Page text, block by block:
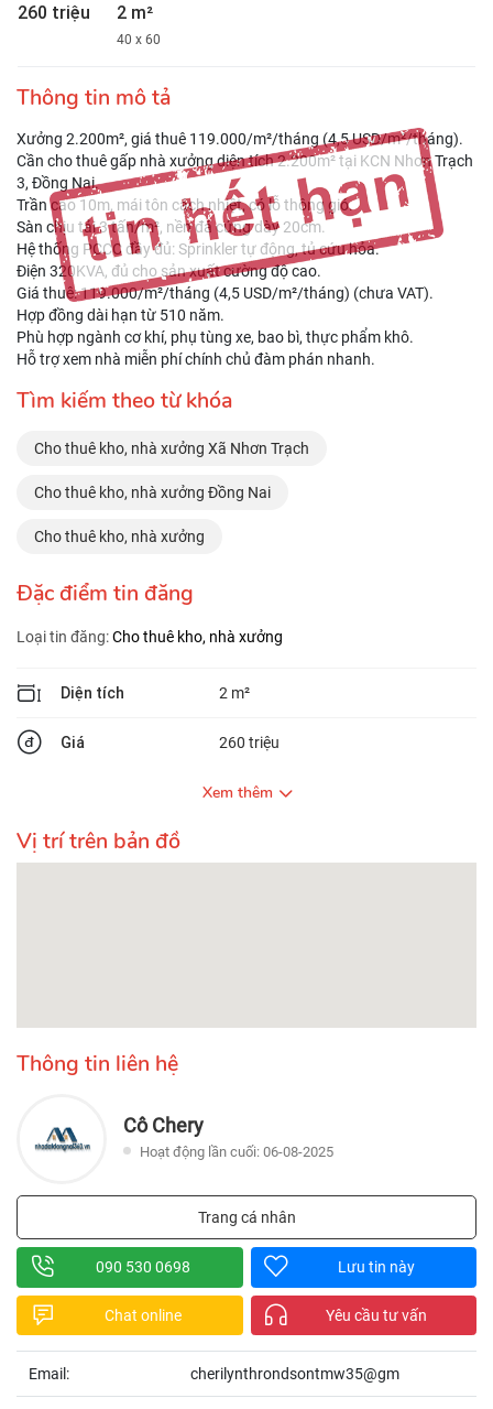
260 triệu 2 m²
40 x 60
Thông tin mô tả
Xưởng 2.200m², giá thuê 119.000/m²/tháng (4,5 USD/m²/tháng).
Cần cho thuê gấp nhà xưởng diện tích 2.200m² tại KCN Nhơn Trạch
3, Đồng Nai.
Trần cao 10m, mái tôn cách nhiệt, có lỗ thông gió.
Sàn chịu tải 3 tấn/m², nền đá cứng dày 20cm.
Hệ thống PCCC đầy đủ: Sprinkler tự động, tủ cứu hỏa.
Điện 320KVA, đủ cho sản xuất cường độ cao.
Giá thuê: 119.000/m²/tháng (4,5 USD/m²/tháng) (chưa VAT).
Hợp đồng dài hạn từ 510 năm.
Phù hợp ngành cơ khí, phụ tùng xe, bao bì, thực phẩm khô.
Hỗ trợ xem nhà miễn phí chính chủ đàm phán nhanh.
Tìm kiếm theo từ khóa
Cho thuê kho, nhà xưởng Xã Nhơn Trạch
Cho thuê kho, nhà xưởng Đồng Nai
Cho thuê kho, nhà xưởng
Đặc điểm tin đăng
Loại tin đăng:Cho thuê kho, nhà xưởng
Diện tích 2 m²
Giá 260 triệu
Xem thêm
Vị trí trên bản đồ
Thông tin liên hệ
Cô Chery
Hoạt động lần cuối: 06-08-2025
Trang cá nhân
090 530 0698 Lưu tin này
Chat online Yêu cầu tư vấn
Email: cherilynthrondsontmw35@gm